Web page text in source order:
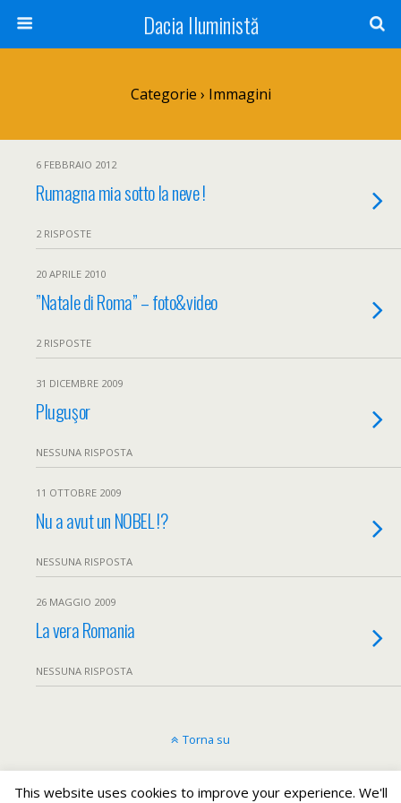
Dacia Iluministă
Categorie › Immagini
6 FEBBRAIO 2012
Rumagna mia sotto la neve !
2 RISPOSTE
20 APRILE 2010
”Natale di Roma” – foto&video
2 RISPOSTE
31 DICEMBRE 2009
Pluguşor
NESSUNA RISPOSTA
11 OTTOBRE 2009
Nu a avut un NOBEL !?
NESSUNA RISPOSTA
26 MAGGIO 2009
La vera Romania
NESSUNA RISPOSTA
Torna su
Dispositivo Portatile
This website uses cookies to improve your experience. We'll